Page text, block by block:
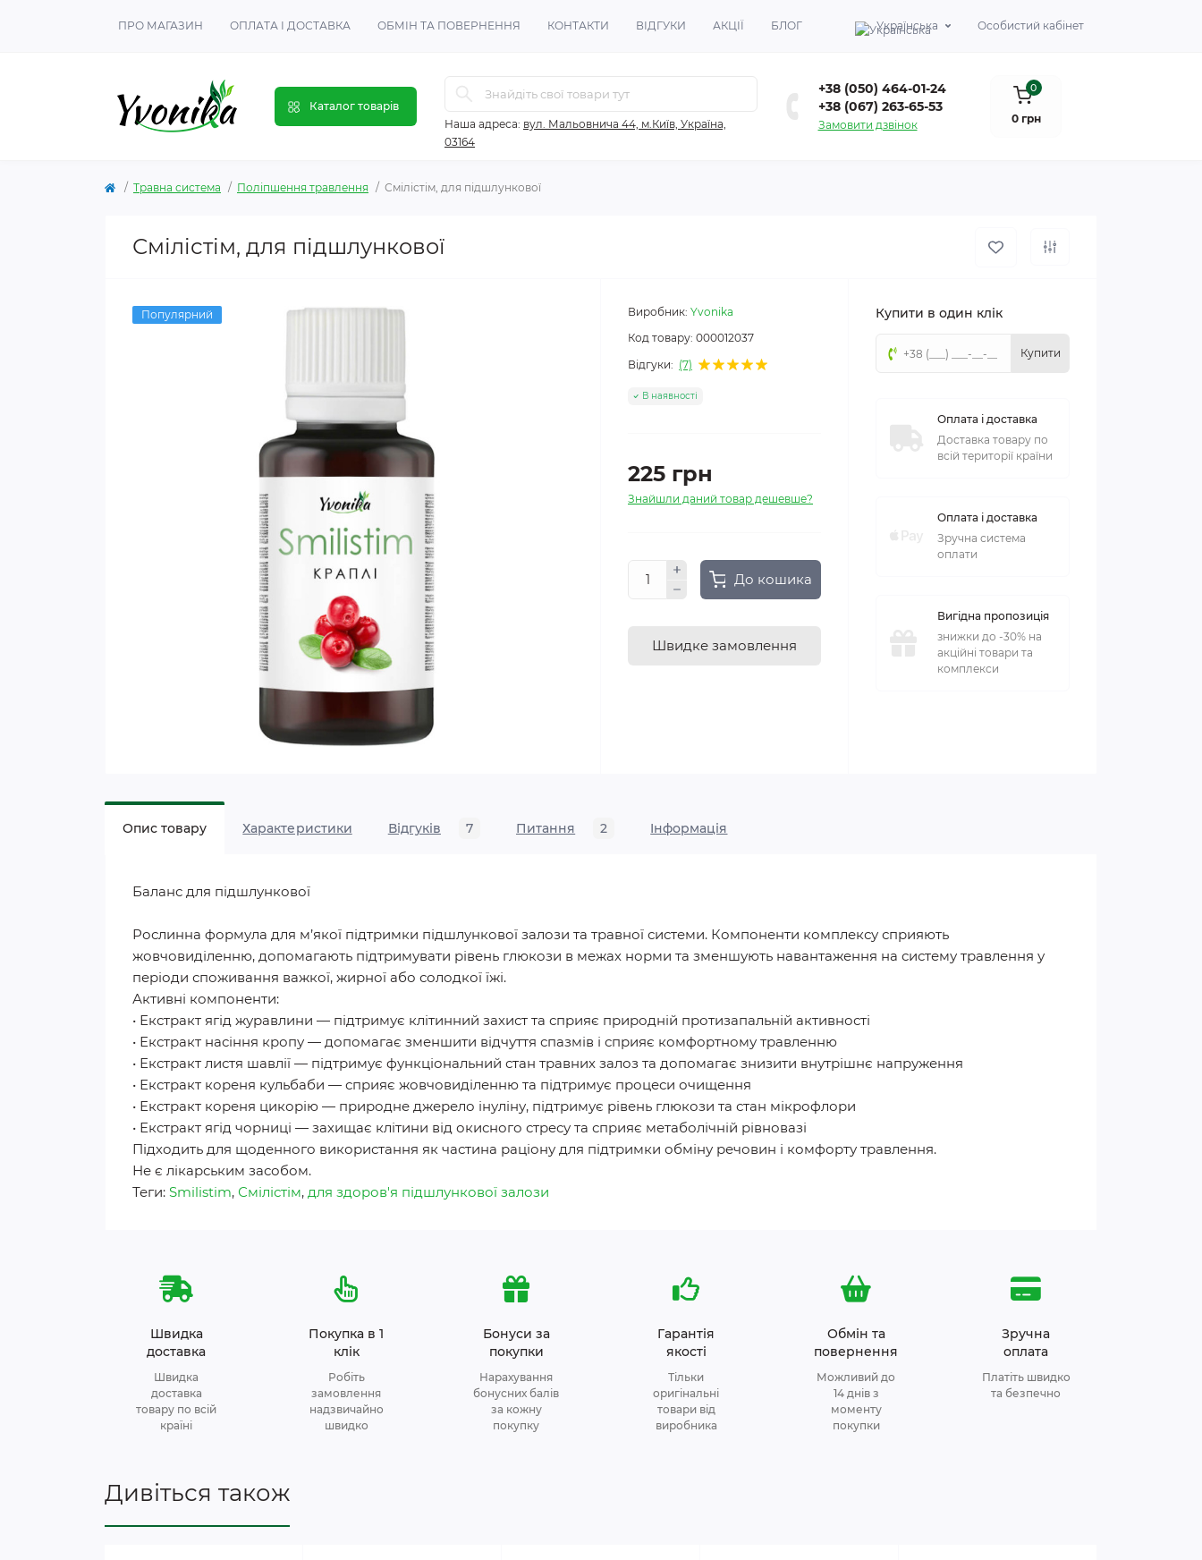
ПРО МАГАЗИН ОПЛАТА І ДОСТАВКА ОБМІН ТА ПОВЕРНЕННЯ КОНТАКТИ ВІДГУКИ АКЦІЇ БЛОГ Українська Особистий кабінет
Каталог товарів
Наша адреса: вул. Мальовнича 44, м.Київ, Україна,
03164
+38 (050) 464-01-24
+38 (067) 263-65-53
Замовити дзвінок
0
0 грн
Травна система Поліпшення травлення Смілістім, для підшлункової
Смілістім, для підшлункової
Популярний Виробник: Yvonika
Код товару: 000012037
Відгуки: (7)
В наявності
225 грн
Знайшли даний товар дешевше?
До кошика
Швидке замовлення
Купити в один клік
Купити
Оплата і доставка
Доставка товару по
всій території країни
Оплата і доставка
Зручна система
оплати
Вигідна пропозиція
знижки до -30% на
акційні товари та
комплекси
Опис товару Характеристики Відгуків 7 Питання 2 Iнформація
Баланс для підшлункової
Рослинна формула для м’якої підтримки підшлункової залози та травної системи. Компоненти комплексу сприяють
жовчовиділенню, допомагають підтримувати рівень глюкози в межах норми та зменшують навантаження на систему травлення у
періоди споживання важкої, жирної або солодкої їжі.
Активні компоненти:
• Екстракт ягід журавлини — підтримує клітинний захист та сприяє природній протизапальній активності
• Екстракт насіння кропу — допомагає зменшити відчуття спазмів і сприяє комфортному травленню
• Екстракт листя шавлії — підтримує функціональний стан травних залоз та допомагає знизити внутрішнє напруження
• Екстракт кореня кульбаби — сприяє жовчовиділенню та підтримує процеси очищення
• Екстракт кореня цикорію — природне джерело інуліну, підтримує рівень глюкози та стан мікрофлори
• Екстракт ягід чорниці — захищає клітини від окисного стресу та сприяє метаболічній рівновазі
Підходить для щоденного використання як частина раціону для підтримки обміну речовин і комфорту травлення.
Не є лікарським засобом.
Теги: Smilistim, Смілістім, для здоров'я підшлункової залози
Швидка
доставка
Швидка
доставка
товару по всій
країні
Покупка в 1
клік
Робіть
замовлення
надзвичайно
швидко
Бонуси за
покупки
Нарахування
бонусних балів
за кожну
покупку
Гарантія
якості
Тільки
оригінальні
товари від
виробника
Обмін та
повернення
Можливий до
14 днів з
моменту
покупки
Зручна
оплата
Платіть швидко
та безпечно
Дивіться також